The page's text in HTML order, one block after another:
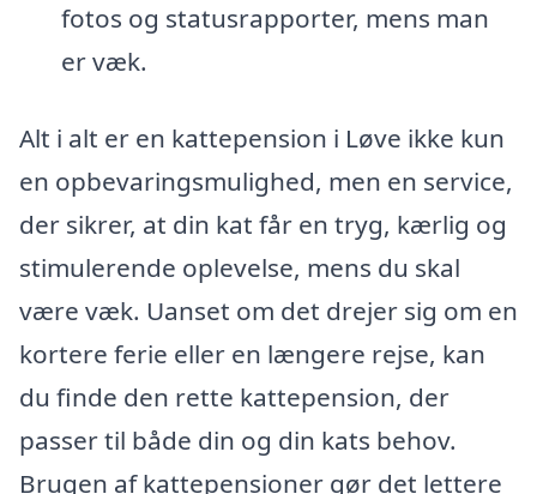
fotos og statusrapporter, mens man
er væk.
Alt i alt er en kattepension i Løve ikke kun
en opbevaringsmulighed, men en service,
der sikrer, at din kat får en tryg, kærlig og
stimulerende oplevelse, mens du skal
være væk. Uanset om det drejer sig om en
kortere ferie eller en længere rejse, kan
du finde den rette kattepension, der
passer til både din og din kats behov.
Brugen af kattepensioner gør det lettere